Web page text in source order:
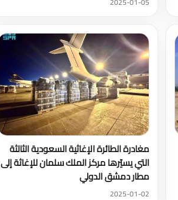
مغادرة الطائرة الإغاثية السعودية الثالثة
التي يسيّرها مركز الملك سلمان للإغاثة إلى
مطار دمشق الدولي
2025-01-02